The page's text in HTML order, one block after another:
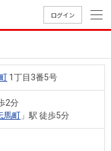
ログイン
1丁目3番5号
2分
馬町 」駅 徒歩5分